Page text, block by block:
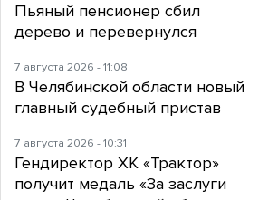
Пьяный пенсионер сбил
дерево и перевернулся
7 августа 2026 - 11:08
В Челябинской области новый
главный судебный пристав
7 августа 2026 - 10:31
Гендиректор ХК «Трактор»
получит медаль «За заслуги